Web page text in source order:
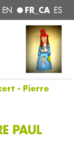
EN FR_CA ES
- Pierre
PAUL